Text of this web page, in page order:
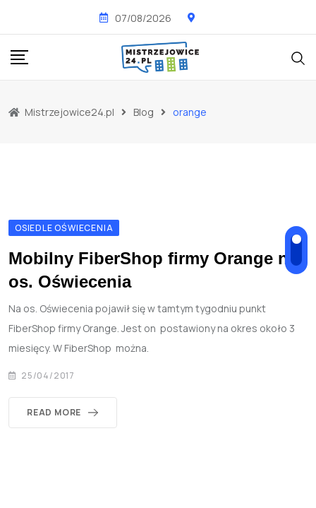
content
07/08/2026
Mistrzejowice24.pl Blog orange
OSIEDLE OŚWIECENIA
Mobilny FiberShop firmy Orange na
os. Oświecenia
Na os. Oświecenia pojawił się w tamtym tygodniu punkt
FiberShop firmy Orange. Jest on postawiony na okres około 3
miesięcy. W FiberShop można.
25/04/2017
READ MORE